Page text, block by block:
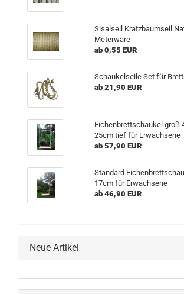
Sisalseil Kratzbaumseil
Meterware
ab 0,55 EUR
Schaukelseile Set für
ab 21,90 EUR
Eichenbrettschaukel groß
25cm tief für Erwachsene
ab 57,90 EUR
Standard
17cm für Erwachsene
ab 46,90 EUR
Neue Artikel